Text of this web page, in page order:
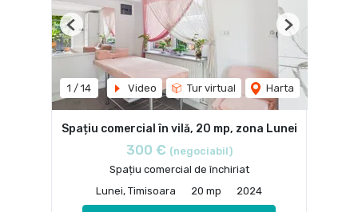
1 / 14 Video Tur virtual Harta
Previous Next
Spațiu comercial în vilă, 20 mp, zona Lunei
300 € (negociabil)
Spațiu comercial de închiriat
Lunei, Timisoara
20 mp 2024